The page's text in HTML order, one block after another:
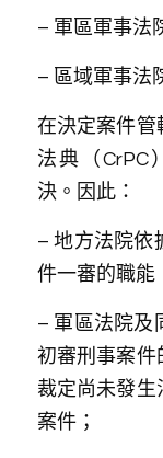
– 軍區軍事法
– 區域軍事法
在決定案件管
法典（CrPC
決。因此：
– 地方法院依
件一審的職能
– 軍區法院及
初審刑事案件
裁定尚未發生
案件；